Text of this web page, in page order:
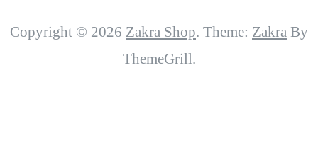
Copyright © 2026 Zakra Shop. Theme: Zakra By
ThemeGrill.